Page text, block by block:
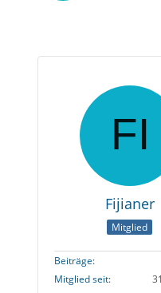
Fijianer
Mitglied
Beiträge
Mitglied seit